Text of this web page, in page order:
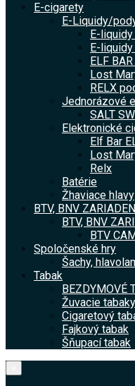
E-cigarety
E-Liquidy/
E-
E-liquidy
ELF
Lost
RELX
Jednorázové
SALT
Elektronické
Elf Bar
Lost
Relx
Batérie
Žhaviace hlavy
BTV, BNV
BTV, BNV
BTV
Spoločenské hry
Šachy,
Tabak
BEZDYMOVÉ
Žuvacie tabaky
Cigaretový
Fajkový tabak
Šňupací tabak